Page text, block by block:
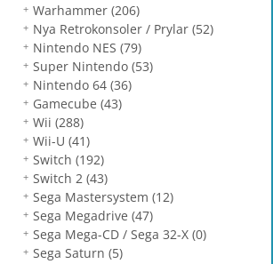
Warhammer(206)
Nya Retrokonsoler / Prylar(52)
Nintendo NES(79)
Super Nintendo(53)
Nintendo 64(36)
Gamecube(43)
Wii(288)
Wii-U(41)
Switch(192)
Switch 2(43)
Sega Mastersystem(12)
Sega Megadrive(47)
Sega Mega-CD / Sega 32-X(0)
Sega Saturn(5)